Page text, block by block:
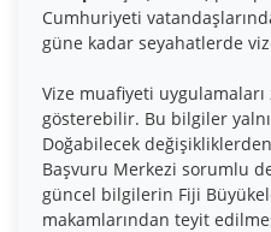
Cumhuriyeti
güne kadar seyahatlerde
Vize muafiyeti
gösterebilir. Bu bilgiler
Doğabilecek
Başvuru Merkezi sorumlu
güncel bilgilerin Fiji
makamlarından teyit